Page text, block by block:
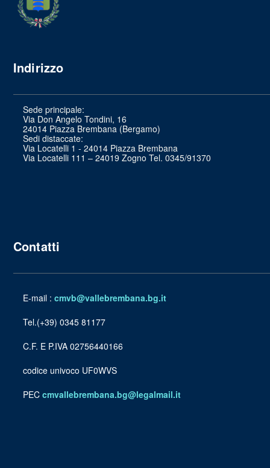
Indirizzo
Sede principale:
Via Don Angelo Tondini, 16
24014 Piazza Brembana (Bergamo)
Sedi distaccate:
Via Locatelli 1 - 24014 Piazza Brembana
Via Locatelli 111 – 24019 Zogno Tel. 0345/91370
Contatti
E-mail : cmvb@vallebrembana.bg.it
Tel.(+39) 0345 81177
C.F. E P.IVA 02756440166
codice univoco UF0WVS
PEC cmvallebrembana.bg@legalmail.it